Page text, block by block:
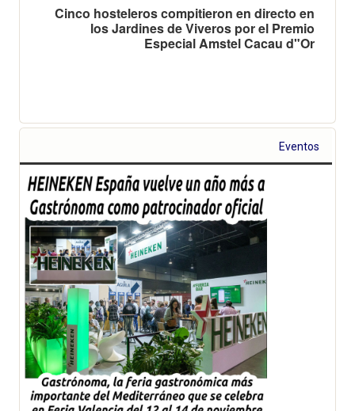
Cinco hosteleros compitieron en directo en
los Jardines de Viveros por el Premio
Especial Amstel Cacau d"Or
Eventos